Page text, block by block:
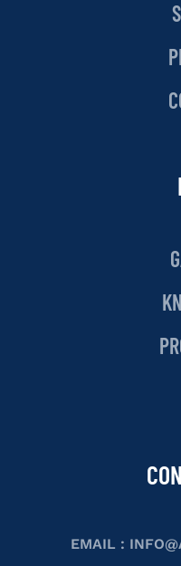
EMAIL :